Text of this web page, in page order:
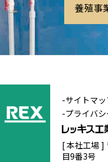
養殖事
-サイトマ
-プライバ
[ 本社工場 ]
目9番3号